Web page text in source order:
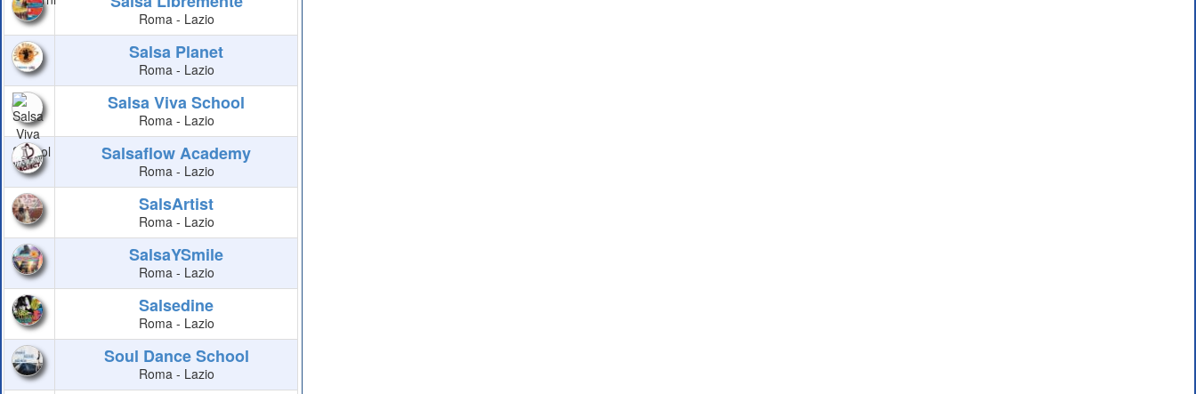
Roma - Lazio
Salsa Planet
Roma - Lazio
Salsa Viva School
Roma - Lazio
Salsaflow Academy
Roma - Lazio
SalsArtist
Roma - Lazio
SalsaYSmile
Roma - Lazio
Salsedine
Roma - Lazio
Soul Dance School
Roma - Lazio